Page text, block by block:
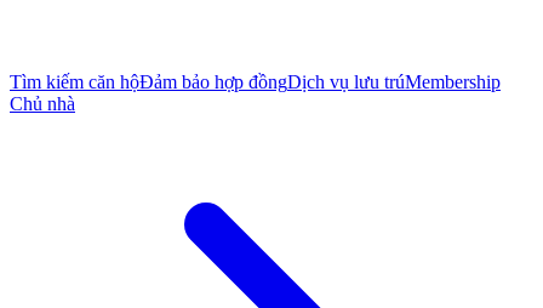
Tìm kiếm căn hộĐảm bảo hợp đồngDịch vụ lưu trúMembership
Chủ nhà